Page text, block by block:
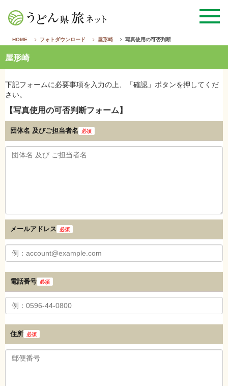
HOME フォトダウンロード 屋形崎 写真使用の可否判断
屋形崎
下記フォームに必要事項を入力の上、「確認」ボタンを押してくだ
さい。
【写真使用の可否判断フォーム】
団体名 及びご担当者名 必須
メールアドレス 必須
電話番号 必須
住所 必須